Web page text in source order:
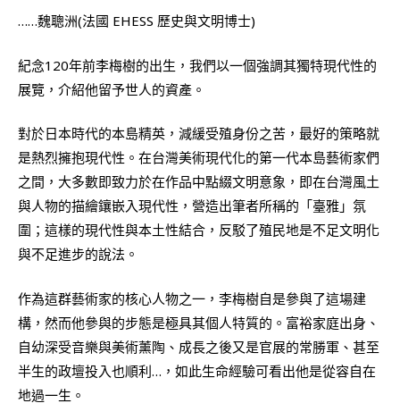
……魏聰洲(法國 EHESS 歷史與文明博士)
紀念120年前李梅樹的出生，我們以一個強調其獨特現代性的
展覽，介紹他留予世人的資產。
對於日本時代的本島精英，減緩受殖身份之苦，最好的策略就
是熱烈擁抱現代性。在台灣美術現代化的第一代本島藝術家們
之間，大多數即致力於在作品中點綴文明意象，即在台灣風土
與人物的描繪鑲嵌入現代性，營造出筆者所稱的「臺雅」氛
圍；這樣的現代性與本土性結合，反駁了殖民地是不足文明化
與不足進步的說法。
作為這群藝術家的核心人物之一，李梅樹自是參與了這場建
構，然而他參與的步態是極具其個人特質的。富裕家庭出身、
自幼深受音樂與美術薰陶、成長之後又是官展的常勝軍、甚至
半生的政壇投入也順利…，如此生命經驗可看出他是從容自在
地過一生。